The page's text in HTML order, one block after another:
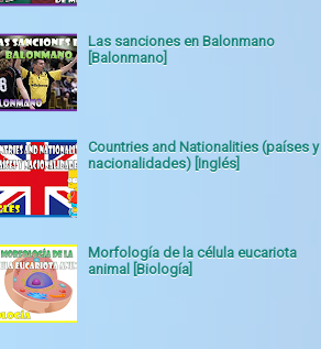
Las sanciones en Balonmano
[Balonmano]
Countries and Nationalities (países y
nacionalidades) [Inglés]
Morfología de la célula eucariota
animal [Biología]